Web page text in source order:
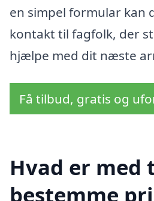
en simpel formular kan
kontakt til fagfolk, der
hjælpe med dit næste
Få tilbud, gratis og
Hvad er med
bestemme